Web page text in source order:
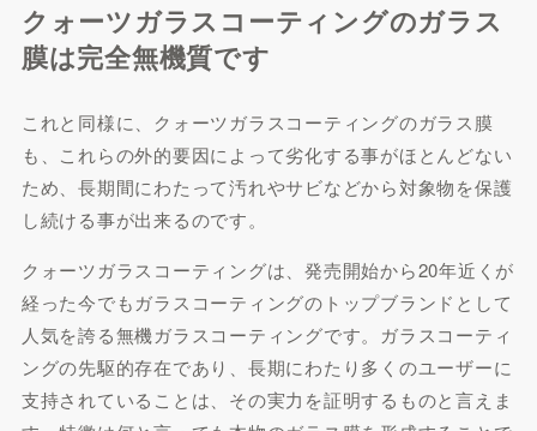
クォーツガラスコーティングのガラス
膜は完全無機質です
これと同様に、クォーツガラスコーティングのガラス膜
も、これらの外的要因によって劣化する事がほとんどない
ため、長期間にわたって汚れやサビなどから対象物を保護
し続ける事が出来るのです。
クォーツガラスコーティングは、発売開始から20年近くが
経った今でもガラスコーティングのトップブランドとして
人気を誇る無機ガラスコーティングです。ガラスコーティ
ングの先駆的存在であり、長期にわたり多くのユーザーに
支持されていることは、その実力を証明するものと言えま